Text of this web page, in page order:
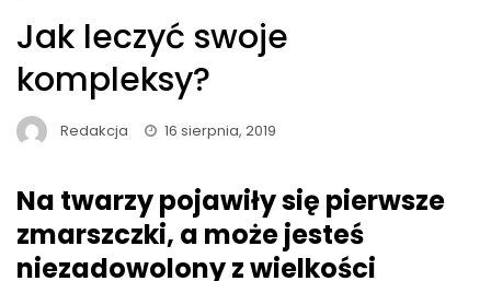
Jak leczyć swoje
kompleksy?
Redakcja 16 sierpnia, 2019
Na twarzy pojawiły się pierwsze
zmarszczki, a może jesteś
niezadowolony z wielkości